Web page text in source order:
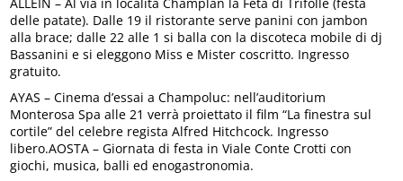
delle patate). Dalle 19 il ristorante serve panini con jambon
alla brace; dalle 22 alle 1 si balla con la discoteca mobile di dj
Bassanini e si eleggono Miss e Mister coscritto. Ingresso
gratuito.
AYAS – Cinema d’essai a Champoluc: nell’auditorium
Monterosa Spa alle 21 verrà proiettato il film “La finestra sul
cortile” del celebre regista Alfred Hitchcock. Ingresso
libero.AOSTA – Giornata di festa in Viale Conte Crotti con
giochi, musica, balli ed enogastronomia.